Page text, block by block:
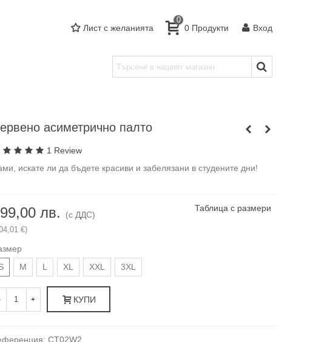
Лист с желанията
0
0 Продукти Вход
асиметрично палто
1 Review
искате ли да бъдете красиви и забелязани в студените дни!
лв. (с ДДС)
€)
Таблица с размери
М L XL XXL 3XL
+ КУПИ
CT02W2